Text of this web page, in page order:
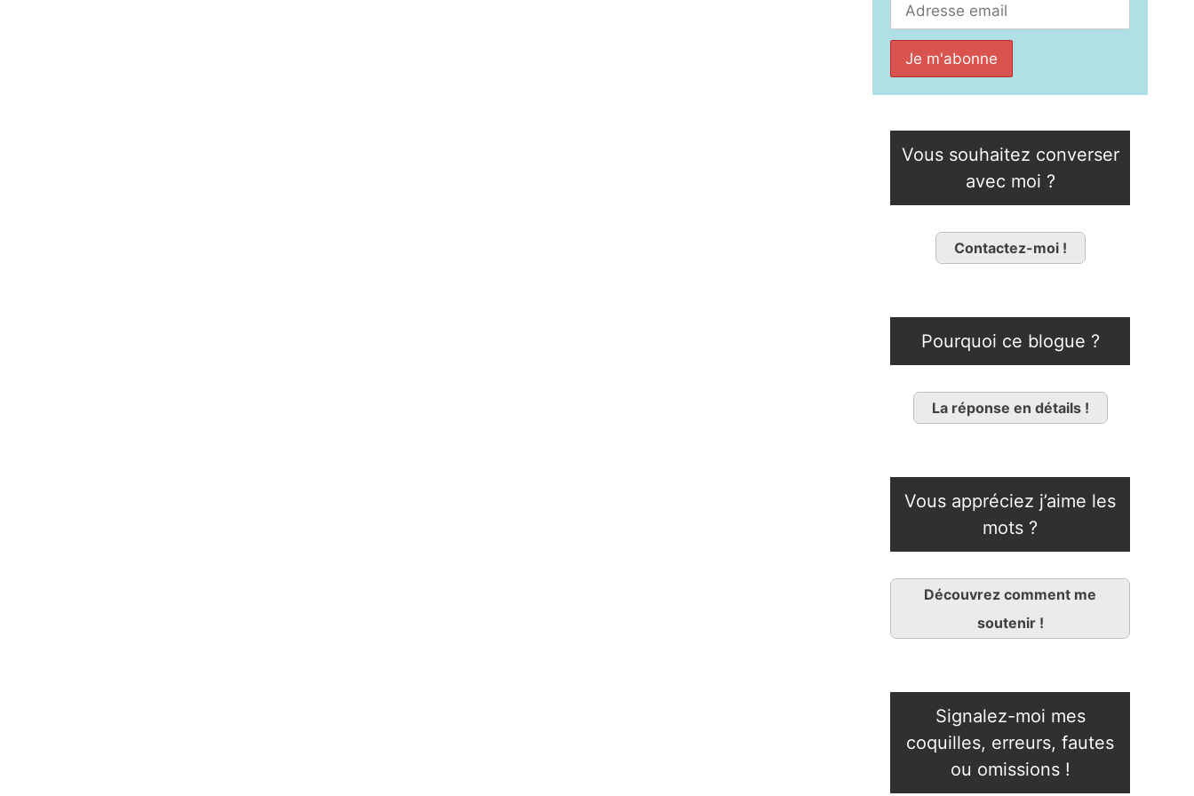
Vous souhaitez converser
avec moi ?
Contactez-moi !
Pourquoi ce blogue ?
La réponse en détails !
Vous appréciez j’aime les
mots ?
Découvrez comment me
soutenir !
Signalez-moi mes
coquilles, erreurs, fautes
ou omissions !